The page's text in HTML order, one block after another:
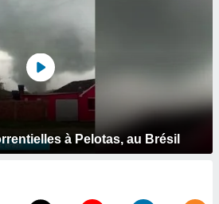
à Pelotas, au Brésil